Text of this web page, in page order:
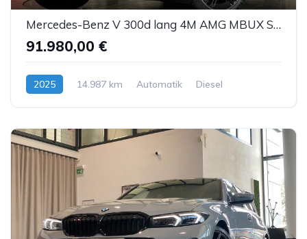
Mercedes-Benz V 300d lang 4M AMG MBUX Sbel Sthz Pano DTR AHK
91.980,00 €
2025 14.987 km Automatik Diesel